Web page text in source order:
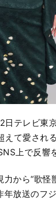
テレビ東
えて愛され
上で反響
から“歌怪
年放送のフ